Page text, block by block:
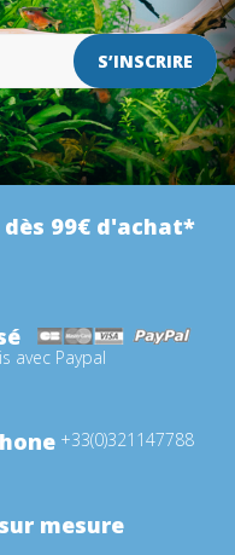
S’INSCRIRE
99€ d'achat*
avec Paypal
+33(0)321147788
mesure